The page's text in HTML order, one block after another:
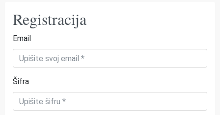
Registracija
Email
Šifra